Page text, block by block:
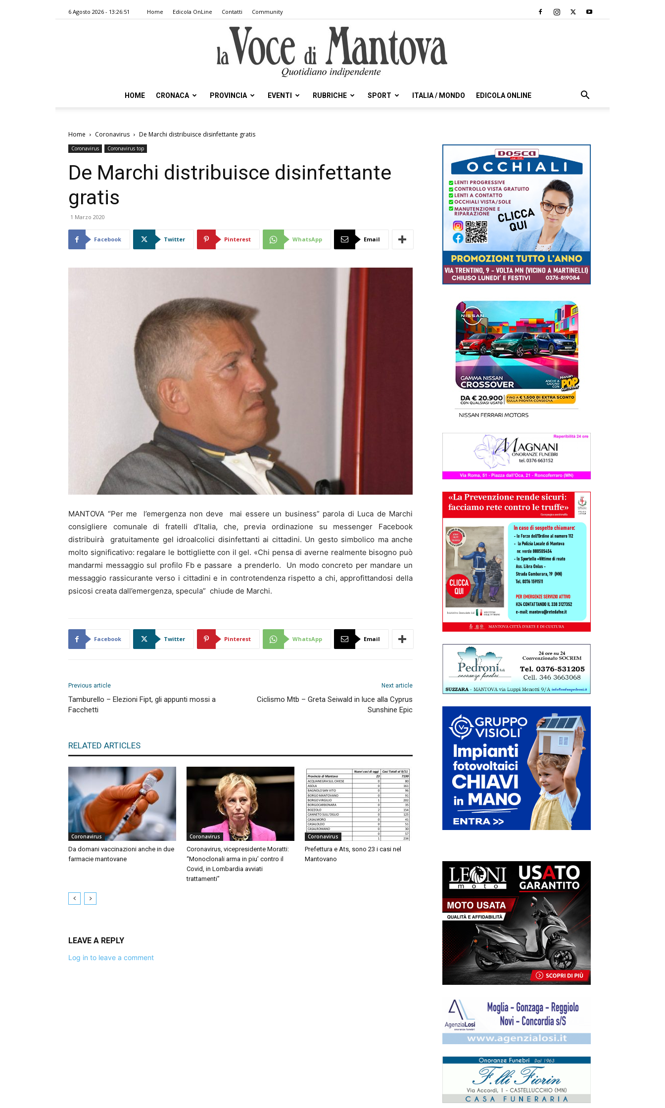
6 Agosto 2026 - 13:26:51 Home Edicola OnLine Contatti Community
Voce
Mantova
HOME CRONACA PROVINCIA EVENTI RUBRICHE SPORT ITALIA / MONDO EDICOLA ONLINE
Home Coronavirus De Marchi distribuisce disinfettante gratis
Coronavirus Coronavirus top
De Marchi distribuisce disinfettante
gratis
1 Marzo 2020
Facebook Twitter Pinterest WhatsApp Email
MANTOVA “Per me l’emergenza non deve mai essere un business” parola di Luca de Marchi
consigliere comunale di fratelli d’Italia, che, previa ordinazione su messenger Facebook
distribuirà gratuitamente gel idroalcolici disinfettanti ai cittadini. Un gesto simbolico ma anche
molto significativo: regalare le bottigliette con il gel. «Chi pensa di averne realmente bisogno può
mandarmi messaggio sul profilo Fb e passare a prenderlo. Un modo concreto per mandare un
messaggio rassicurante verso i cittadini e in controtendenza rispetto a chi, approfittandosi della
psicosi creata dall’emergenza, specula” chiude de Marchi.
Facebook Twitter Pinterest WhatsApp Email
Previous article
Tamburello – Elezioni Fipt, gli appunti mossi a
Facchetti
Next article
Ciclismo Mtb – Greta Seiwald in luce alla Cyprus
Sunshine Epic
RELATED ARTICLES
Coronavirus
Da domani vaccinazioni anche in due
farmacie mantovane
Coronavirus
Coronavirus, vicepresidente Moratti:
“Monoclonali arma in piu’ contro il
Covid, in Lombardia avviati
trattamenti”
Coronavirus
Prefettura e Ats, sono 23 i casi nel
Mantovano
LEAVE A REPLY
Log in to leave a comment